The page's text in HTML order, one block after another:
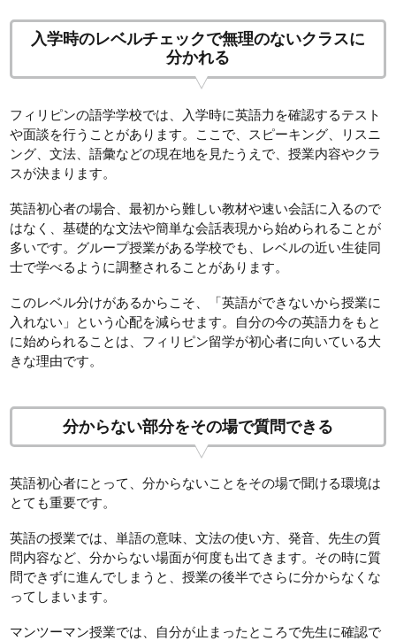
入学時のレベルチェックで無理のないクラスに
分かれる
フィリピンの語学学校では、入学時に英語力を確認するテスト
や面談を行うことがあります。ここで、スピーキング、リスニ
ング、文法、語彙などの現在地を見たうえで、授業内容やクラ
スが決まります。
英語初心者の場合、最初から難しい教材や速い会話に入るので
はなく、基礎的な文法や簡単な会話表現から始められることが
多いです。グループ授業がある学校でも、レベルの近い生徒同
士で学べるように調整されることがあります。
このレベル分けがあるからこそ、「英語ができないから授業に
入れない」という心配を減らせます。自分の今の英語力をもと
に始められることは、フィリピン留学が初心者に向いている大
きな理由です。
分からない部分をその場で質問できる
英語初心者にとって、分からないことをその場で聞ける環境は
とても重要です。
英語の授業では、単語の意味、文法の使い方、発音、先生の質
問内容など、分からない場面が何度も出てきます。その時に質
問できずに進んでしまうと、授業の後半でさらに分からなくな
ってしまいます。
マンツーマン授業では、自分が止まったところで先生に確認で